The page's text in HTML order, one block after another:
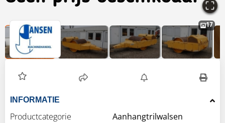
17
INFORMATIE
Productcategorie
Aanhangtrilwalsen